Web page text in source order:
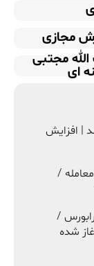
مجازی
مجتبی
ای
| افزایش
/
/
شده